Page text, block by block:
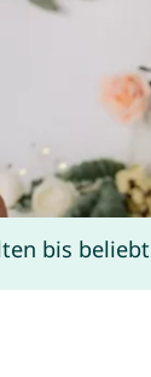
bis beliebt